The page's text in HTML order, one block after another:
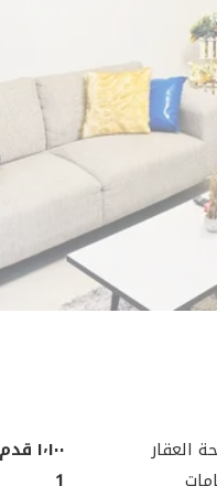
العقار
١٬١٠٠ قدم مربع / ١٠٢ متر مربع
1